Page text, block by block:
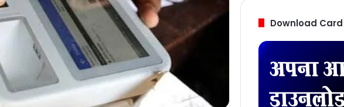
Download Card